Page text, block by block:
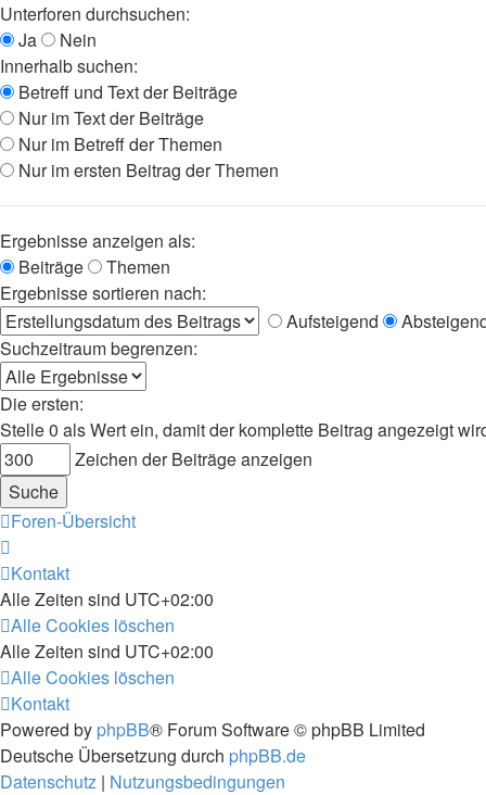
Unterforen durchsuchen:
Ja
Nein
Innerhalb suchen:
Betreff und Text der Beiträge
Nur im Text der Beiträge
Nur im Betreff der Themen
Nur im ersten Beitrag der Themen
Ergebnisse anzeigen als:
Beiträge
Themen
Ergebnisse sortieren nach:
Aufsteigend
Suchzeitraum begrenzen:
Die ersten:
Stelle 0 als Wert ein, damit der komplette Beitrag angezeigt
Zeichen der Beiträge anzeigen
Foren-Übersicht
Kontakt
Alle Zeiten sind UTC+02:00
Alle Cookies löschen
Alle Zeiten sind UTC+02:00
Alle Cookies löschen
Kontakt
Powered by phpBB® Forum Software © phpBB Limited
Deutsche Übersetzung durch phpBB.de
Datenschutz | Nutzungsbedingungen